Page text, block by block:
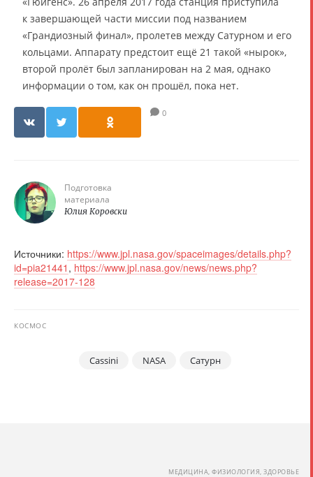
к завершающей части миссии под названием
«Грандиозный финал», пролетев между Сатурном и его
кольцами. Аппарату предстоит ещё 21 такой «нырок»,
второй пролёт был запланирован на 2 мая, однако
информации о том, как он прошёл, пока нет.
0
Подготовка
материала
Юлия Коровски
Источники: https://www.jpl.nasa.gov/spaceimages/details.php?
id=pia21441 , https://www.jpl.nasa.gov/news/news.php?
release=2017-128
КОСМОС
Cassini NASA Сатурн
МЕДИЦИНА, ФИЗИОЛОГИЯ, ЗДОРОВЬЕ